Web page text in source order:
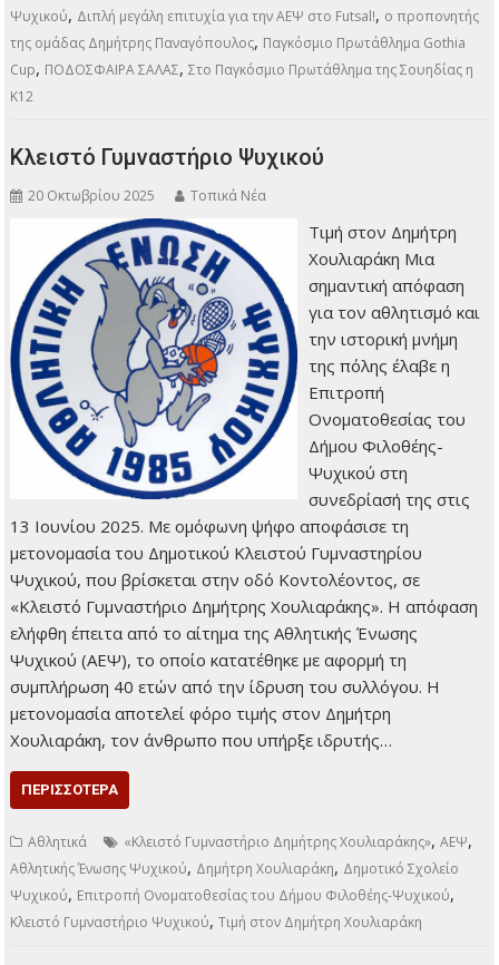
Ψυχικού, Διπλή μεγάλη επιτυχία για την ΑΕΨ στο Futsal!, ο προπονητής
της ομάδας Δημήτρης Παναγόπουλος, Παγκόσμιο Πρωτάθλημα Gothia
Cup, ΠΟΔΟΣΦΑΙΡΑ ΣΑΛΑΣ,Στο Παγκόσμιο Πρωτάθλημα της Σουηδίας η
Κ12
Κλειστό Γυμναστήριο Ψυχικού
20 Οκτωβρίου 2025 Τοπικά Νέα
Τιμή στον Δημήτρη
Χουλιαράκη Μια
σημαντική απόφαση
για τον αθλητισμό και
την ιστορική μνήμη
της πόλης έλαβε η
Επιτροπή
Ονοματοθεσίας του
Δήμου Φιλοθέης-
Ψυχικού στη
συνεδρίασή της στις
13 Ιουνίου 2025. Με ομόφωνη ψήφο αποφάσισε τη
μετονομασία του Δημοτικού Κλειστού Γυμναστηρίου
Ψυχικού, που βρίσκεται στην οδό Κοντολέοντος, σε
«Κλειστό Γυμναστήριο Δημήτρης Χουλιαράκης». Η απόφαση
ελήφθη έπειτα από το αίτημα της Αθλητικής Ένωσης
Ψυχικού (ΑΕΨ), το οποίο κατατέθηκε με αφορμή τη
συμπλήρωση 40 ετών από την ίδρυση του συλλόγου. Η
μετονομασία αποτελεί φόρο τιμής στον Δημήτρη
Χουλιαράκη, τον άνθρωπο που υπήρξε ιδρυτής…
ΠΕΡΙΣΣΌΤΕΡΑ
Αθλητικά «Κλειστό Γυμναστήριο Δημήτρης Χουλιαράκης»,ΑΕΨ,
Αθλητικής Ένωσης Ψυχικού, Δημήτρη Χουλιαράκη, Δημοτικό Σχολείο
Ψυχικού, Επιτροπή Ονοματοθεσίας του Δήμου Φιλοθέης-Ψυχικού,
Κλειστό Γυμναστήριο Ψυχικού,Τιμή στον Δημήτρη Χουλιαράκη